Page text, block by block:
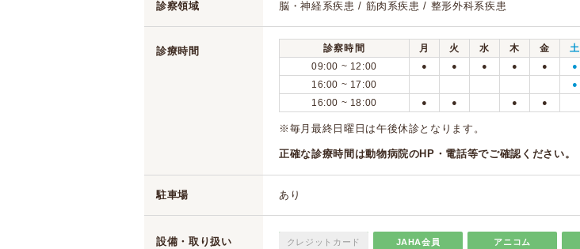
診察領域 脳・神経系疾患 / 筋肉系疾患 / 整形外科系疾患
診療時間 診察時間 月 火 水 木 金 土
09:00 ~ 12:00
● ● ● ● ● ●
16:00 ~ 17:00 ●
16:00 ~ 18:00 ● ● ● ●
※毎月最終日曜日は午後休診となります。
正確な診療時間は動物病院のHP・電話等でご確認ください。
駐車場 あり
設備・取り扱い クレジットカード JAHA会員 アニコム